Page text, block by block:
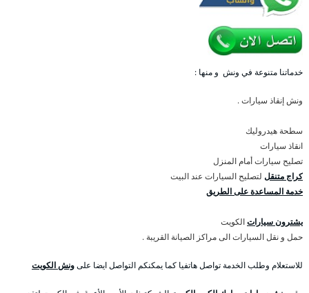
خدماتنا متنوعة في ونش و منها :
ونش إنقاذ سيارات .
سطحة هيدروليك
انقاذ سيارات
تصليح سيارات أمام المنزل
كراج متنقل لتصليح السيارات عند البيت
خدمة المساعدة على الطريق
يشترون سياراتالكويت
حمل و نقل السيارات الى مراكز الصيانة القريبة .
للاستعلام وطلب الخدمة تواصل هاتفيا كما يمكنكم التواصل ايضا علىونش الكويت